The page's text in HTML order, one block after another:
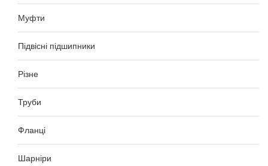
Муфти
Підвісні підшипники
Різне
Труби
Фланці
Шарніри